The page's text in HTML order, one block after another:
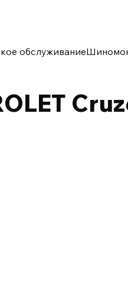
обслуживание